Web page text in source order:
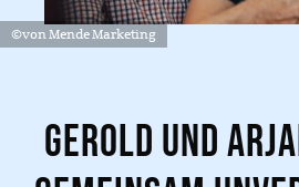
Gerold und
©von Mende Marketing